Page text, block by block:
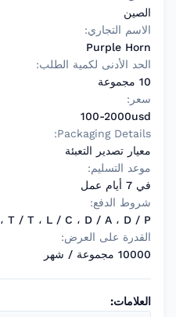
الصين
الاسم التجاري:
Purple Horn
الحد الأدنى لكمية الطلب:
10 مجموعة
سعر:
100-2000usd
Packaging Details:
معيار تصدير التعبئة
موعد التسليم:
في 7 أيام عمل
شروط الدفع:
T / T ، L / C ، D / A ، D / P ، ويسترن يونيون ، موني جرام
القدرة على العرض:
10000 مجموعة / شهر
العلامات: